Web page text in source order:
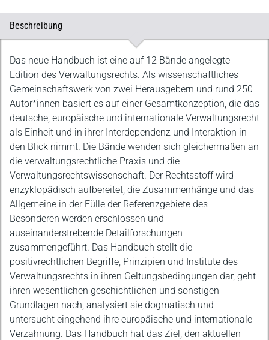
Beschreibung
Beschreibung
Das neue Handbuch ist eine auf 12 Bände angelegte
Edition des Verwaltungsrechts. Als wissenschaftliches
Gemeinschaftswerk von zwei Herausgebern und rund 250
Autor*innen basiert es auf einer Gesamtkonzeption, die das
deutsche, europäische und internationale Verwaltungsrecht
als Einheit und in ihrer Interdependenz und Interaktion in
den Blick nimmt. Die Bände wenden sich gleichermaßen an
die verwaltungsrechtliche Praxis und die
Verwaltungsrechtswissenschaft. Der Rechtsstoff wird
enzyklopädisch aufbereitet, die Zusammenhänge und das
Allgemeine in der Fülle der Referenzgebiete des
Besonderen werden erschlossen und
auseinanderstrebende Detailforschungen
zusammengeführt. Das Handbuch stellt die
positivrechtlichen Begriffe, Prinzipien und Institute des
Verwaltungsrechts in ihren Geltungsbedingungen dar, geht
ihren wesentlichen geschichtlichen und sonstigen
Grundlagen nach, analysiert sie dogmatisch und
untersucht eingehend ihre europäische und internationale
Verzahnung. Das Handbuch hat das Ziel, den aktuellen